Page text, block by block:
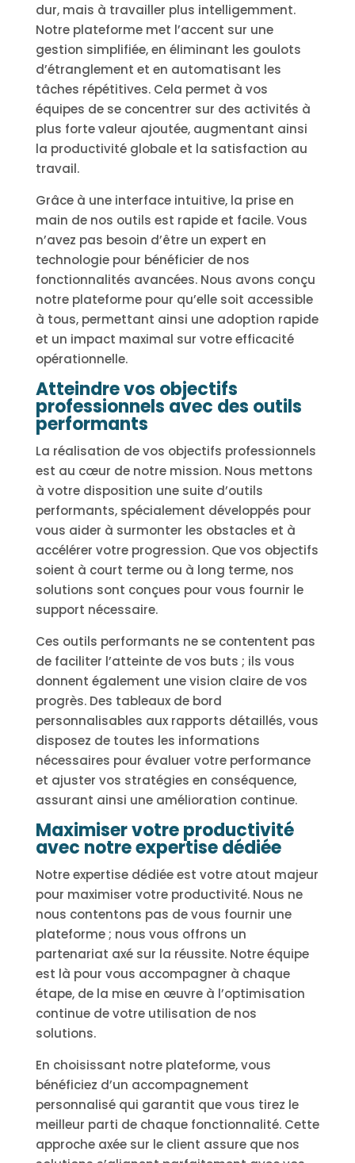
dur, mais à travailler plus intelligemment.
Notre plateforme met l’accent sur une
gestion simplifiée, en éliminant les goulots
d’étranglement et en automatisant les
tâches répétitives. Cela permet à vos
équipes de se concentrer sur des activités à
plus forte valeur ajoutée, augmentant ainsi
la productivité globale et la satisfaction au
travail.
Grâce à une interface intuitive, la prise en
main de nos outils est rapide et facile. Vous
n’avez pas besoin d’être un expert en
technologie pour bénéficier de nos
fonctionnalités avancées. Nous avons conçu
notre plateforme pour qu’elle soit accessible
à tous, permettant ainsi une adoption rapide
et un impact maximal sur votre efficacité
opérationnelle.
Atteindre vos objectifs
professionnels avec des outils
performants
La réalisation de vos objectifs professionnels
est au cœur de notre mission. Nous mettons
à votre disposition une suite d’outils
performants, spécialement développés pour
vous aider à surmonter les obstacles et à
accélérer votre progression. Que vos objectifs
soient à court terme ou à long terme, nos
solutions sont conçues pour vous fournir le
support nécessaire.
Ces outils performants ne se contentent pas
de faciliter l’atteinte de vos buts ; ils vous
donnent également une vision claire de vos
progrès. Des tableaux de bord
personnalisables aux rapports détaillés, vous
disposez de toutes les informations
nécessaires pour évaluer votre performance
et ajuster vos stratégies en conséquence,
assurant ainsi une amélioration continue.
Maximiser votre productivité
avec notre expertise dédiée
Notre expertise dédiée est votre atout majeur
pour maximiser votre productivité. Nous ne
nous contentons pas de vous fournir une
plateforme ; nous vous offrons un
partenariat axé sur la réussite. Notre équipe
est là pour vous accompagner à chaque
étape, de la mise en œuvre à l’optimisation
continue de votre utilisation de nos
solutions.
En choisissant notre plateforme, vous
bénéficiez d’un accompagnement
personnalisé qui garantit que vous tirez le
meilleur parti de chaque fonctionnalité. Cette
approche axée sur le client assure que nos